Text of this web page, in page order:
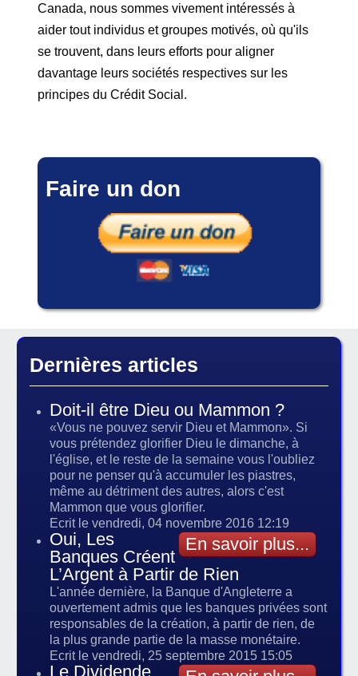
Canada, nous sommes vivement intéressés à
aider tout individus et groupes motivés, où qu'ils
se trouvent, dans leurs efforts pour aligner
davantage leurs sociétés respectives sur les
principes du Crédit Social.
Faire un don
Dernières articles
Doit-il être Dieu ou Mammon ?
«Vous ne pouvez servir Dieu et Mammon». Si
vous prétendez glorifier Dieu le dimanche, à
l'église, et le reste de la semaine vous l'oubliez
pour ne penser qu'à accumuler les piastres,
même au détriment des autres, alors c'est
Mammon que vous glorifier.
Ecrit le vendredi, 04 novembre 2016 12:19
En savoir plus...
Oui, Les
Banques Créent
L’Argent à Partir de Rien
L'année dernière, la Banque d'Angleterre a
ouvertement admis que les banques privées sont
responsables de la création, à partir de rien, de
la plus grande partie de la masse monétaire.
Ecrit le vendredi, 25 septembre 2015 15:05
Le Dividende